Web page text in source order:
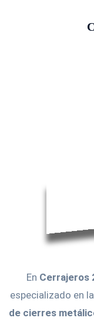
En Cerrajeros
especializado en la
de cierres